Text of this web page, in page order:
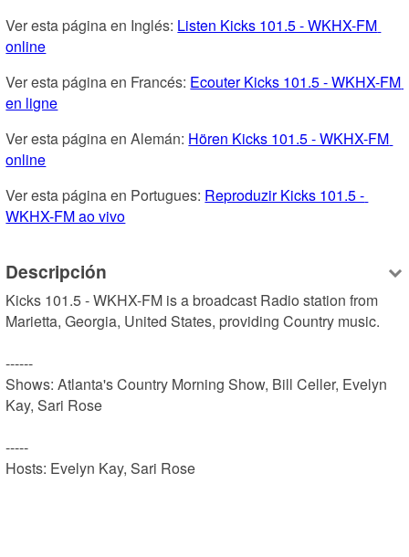
Ver esta página en Inglés: Listen Kicks 101.5 - WKHX-FM
online
Ver esta página en Francés: Ecouter Kicks 101.5 - WKHX-FM
en ligne
Ver esta página en Alemán: Hören Kicks 101.5 - WKHX-FM
online
Ver esta página en Portugues: Reproduzir Kicks 101.5 -
WKHX-FM ao vivo
Descripción
Kicks 101.5 - WKHX-FM is a broadcast Radio station from
Marietta, Georgia, United States, providing Country music.
------
Shows: Atlanta's Country Morning Show, Bill Celler, Evelyn
Kay, Sari Rose
-----
Hosts: Evelyn Kay, Sari Rose